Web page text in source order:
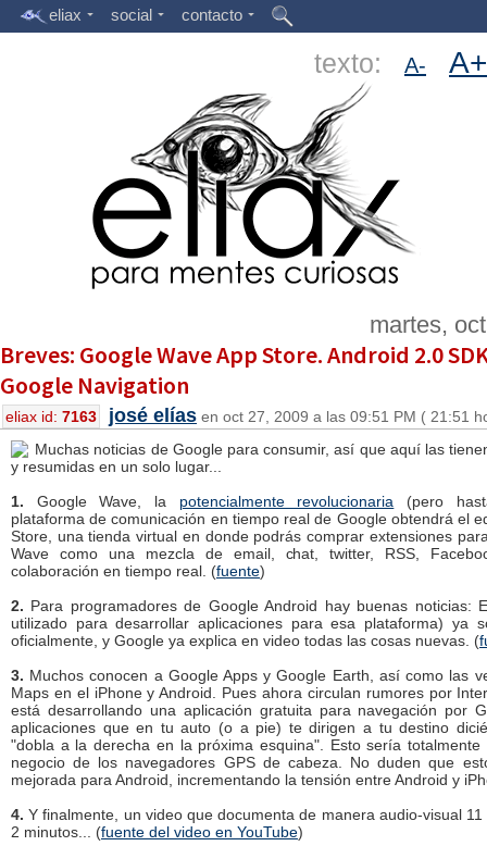
eliax social contacto
texto: A- A+
martes,
Breves: Google Wave App Store. Android 2.0
Google Navigation
eliax id: 7163 josé elías en oct 27, 2009 a las 09:51 PM ( 21:51
Muchas noticias de Google para consumir, así que aquí las
y resumidas en un solo lugar...
1. Google Wave, la potencialmente revolucionaria (pero
plataforma de comunicación en tiempo real de Google obtendrá el
Store, una tienda virtual en donde podrás comprar extensiones
Wave como una mezcla de email, chat, twitter, RSS,
colaboración en tiempo real. (fuente)
2. Para programadores de Google Android hay buenas noticias:
utilizado para desarrollar aplicaciones para esa plataforma) ya
oficialmente, y Google ya explica en video todas las cosas nuevas. (
3. Muchos conocen a Google Apps y Google Earth, así como las
Maps en el iPhone y Android. Pues ahora circulan rumores por
está desarrollando una aplicación gratuita para navegación por
aplicaciones que en tu auto (o a pie) te dirigen a tu destino
"dobla a la derecha en la próxima esquina". Esto sería
negocio de los navegadores GPS de cabeza. No duden que
mejorada para Android, incrementando la tensión entre Android y
4. Y finalmente, un video que documenta de manera audio-visual
2 minutos... (fuente del video en YouTube)